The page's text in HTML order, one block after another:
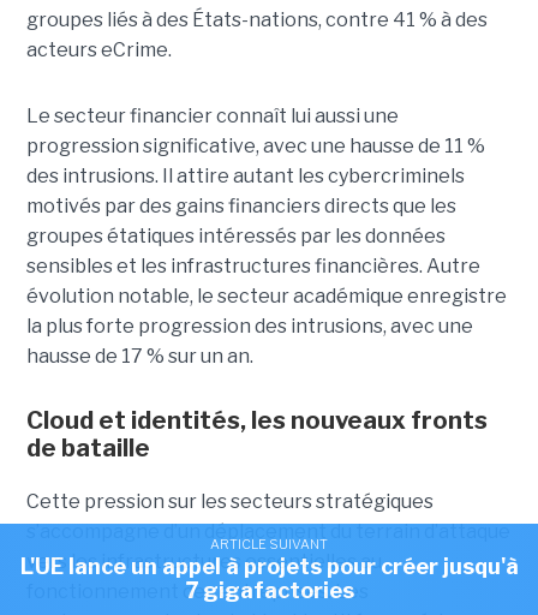
groupes liés à des États-nations, contre 41 % à des
acteurs eCrime.
Le secteur financier connaît lui aussi une
progression significative, avec une hausse de 11 %
des intrusions. Il attire autant les cybercriminels
motivés par des gains financiers directs que les
groupes étatiques intéressés par les données
sensibles et les infrastructures financières. Autre
évolution notable, le secteur académique enregistre
la plus forte progression des intrusions, avec une
hausse de 17 % sur un an.
Cloud et identités, les nouveaux fronts
de bataille
Cette pression sur les secteurs stratégiques
vers les infrastructures essentielles au
fonctionnement des entreprises. Les
ARTICLE SUIVANT
L'UE lance un appel à projets pour créer jusqu'à
7 gigafactories